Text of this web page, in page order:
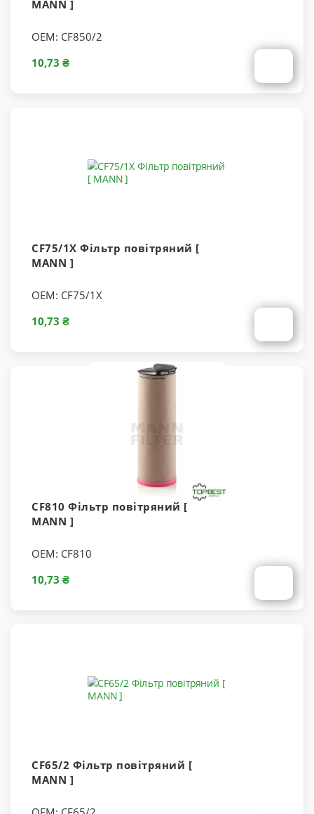
MANN ]
OEM: CF850/2
10,73 ₴
CF75/1X Фільтр повітряний [
MANN ]
OEM: CF75/1X
10,73 ₴
CF810 Фільтр повітряний [
MANN ]
OEM: CF810
10,73 ₴
CF65/2 Фільтр повітряний [
MANN ]